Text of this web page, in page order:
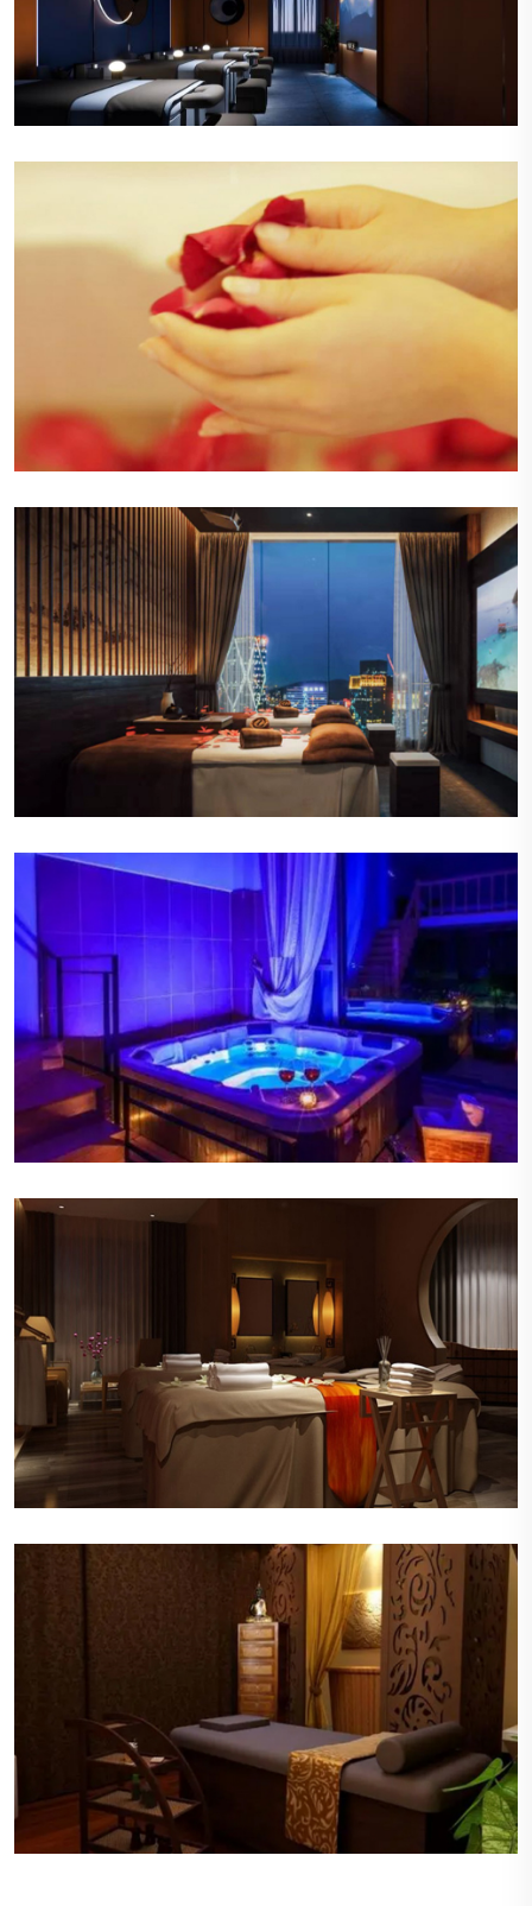
舒适的休息区
休息区布置有舒适的沙发和柔软的靠垫，旁边是明
亮的落地窗，让自然光线洒满整个空间，顾客可以
在这里悠闲地阅读或交谈。
宜人的香氛
空气中弥漫着淡淡的香薰气息，这些香氛不仅令人
愉悦，还能帮助顾客放松心情，提升整体的感官享
受。
柔和的照明
会所内的照明设计巧妙，营造出温暖而柔和的光
线，既不会太过刺眼，也不会显得昏暗，为顾客提
供了一个舒适的视觉环境。
轻柔的背景音乐在会所内缓缓流淌，旋律悠扬，节
奏舒缓，有助于顾客进一步放松身心。
每个桑拿房和按摩室都设计有良好的私密性，确保
顾客在享受服务时不会被打扰，保障了顾客的隐